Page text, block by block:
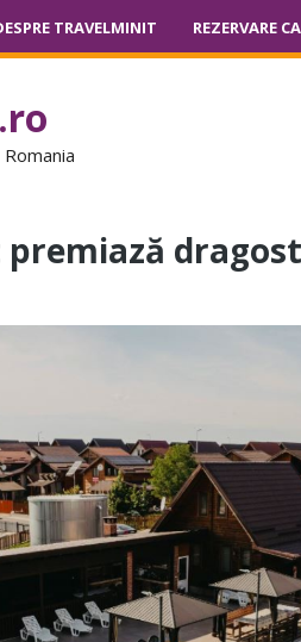
TRAVELMINIT REZERVARE